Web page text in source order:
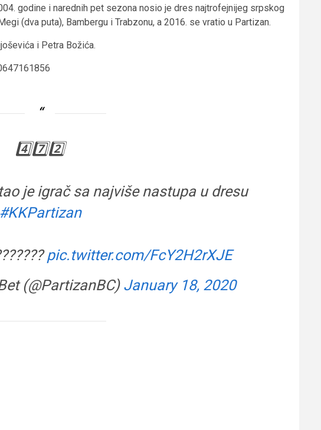
godine i narednih pet sezona nosio je dres najtrofejnijeg srpskog
(dva puta), Bambergu i Trabzonu, a 2016. se vratio u Partizan.
i Petra Božića.
4️⃣7️⃣2️⃣
je igrač sa najviše nastupa u dresu
#KKPartizan
pic.twitter.com/FcY2H2rXJE
(@PartizanBC) January 18, 2020